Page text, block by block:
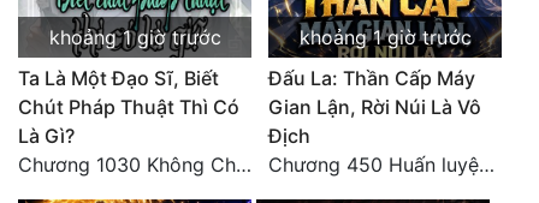
Xuyên Nhanh
Xuyên Sách
Xuyên Thư
Điền Văn
khoảng 1 giờ trước
Ta Là Một Đạo Sĩ, Biết
Chút Pháp Thuật Thì Có
Là Gì?
Chương 1030 Không Chi Hoàng Nguyên Đại Hư
khoảng 1 giờ trước
Đấu La: Thần Cấp Máy
Gian Lận, Rời Núi Là Vô
Địch
Chương 450 Huấn luyện thực chiến, Long Linh Cơ đối chiến bốn người Cổ Nguyệt và Vũ Lân!